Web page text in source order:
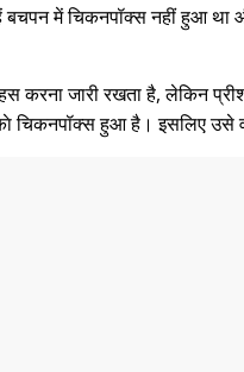
बचपन में चिकनपॉक्स नहीं हुआ
करना जारी रखता है, लेकिन
चिकनपॉक्स हुआ है। इसलिए उसे